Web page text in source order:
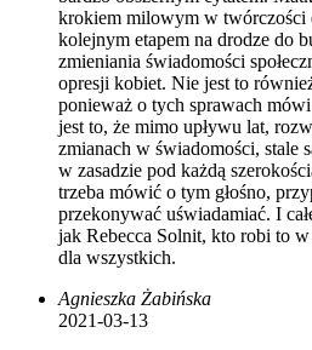
krokiem milowym w twórczości
kolejnym etapem na drodze do
zmieniania świadomości
opresji kobiet. Nie jest to
ponieważ o tych sprawach
jest to, że mimo upływu lat,
zmianach w świadomości, stale
w zasadzie pod każdą
trzeba mówić o tym głośno,
przekonywać uświadamiać. I
jak Rebecca Solnit, kto robi to w
dla wszystkich.
Agnieszka Żabińska
2021-03-13